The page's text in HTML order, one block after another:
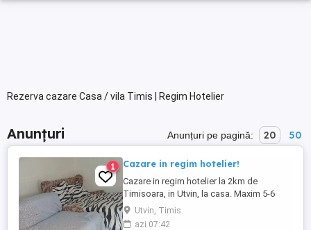
Rezerva cazare Casa / vila Timis | Regim Hotelier
Anunțuri Anunțuri pe pagină: 20 50
1 Cazare in regim hotelier!
Cazare in regim hotelier la 2km de
Timisoara, in Utvin, la casa. Maxim 5-6
persoane. Dormitor, bucatarie si baie. 50
lei de persoană pe noapte.
Utvin, Timis
azi 07:42